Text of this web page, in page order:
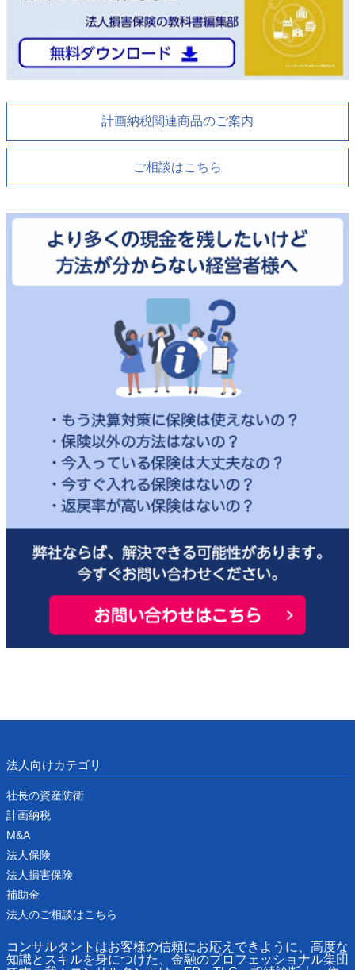
計画納税関連商品のご案内
ご相談はこちら
法人向けカテゴリ
社長の資産防衛
計画納税
M&A
法人保険
法人損害保険
補助金
法人のご相談はこちら
コンサルタントはお客様の信頼にお応えできように、高度な
知識とスキルを身につけた、金融のプロフェッショナル集団